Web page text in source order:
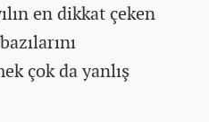
en dikkat çeken
çok da yanlış